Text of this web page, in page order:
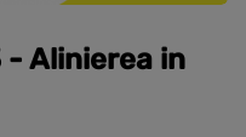
Alinierea in